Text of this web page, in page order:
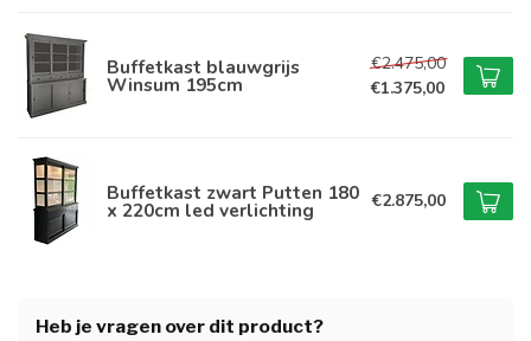
Buffetkast blauwgrijs
Winsum 195cm
€2.475,00
€1.375,00
Buffetkast zwart Putten 180
x 220cm led verlichting €2.875,00
Heb je vragen over dit product?